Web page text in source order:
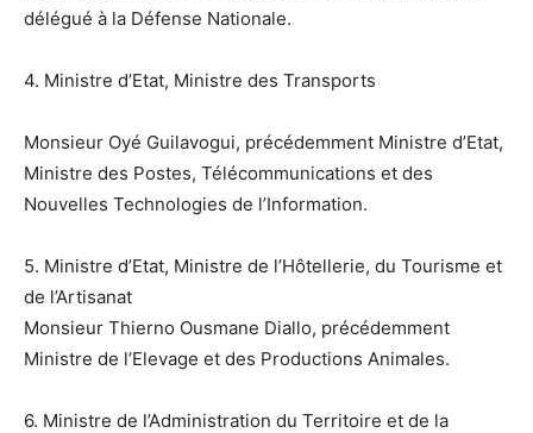
délégué à la Défense Nationale.
4. Ministre d’Etat, Ministre des Transports
Monsieur Oyé Guilavogui, précédemment Ministre d’Etat,
Ministre des Postes, Télécommunications et des
Nouvelles Technologies de l’Information.
5. Ministre d’Etat, Ministre de l’Hôtellerie, du Tourisme et
de l’Artisanat
Monsieur Thierno Ousmane Diallo, précédemment
Ministre de l’Elevage et des Productions Animales.
6. Ministre de l’Administration du Territoire et de la